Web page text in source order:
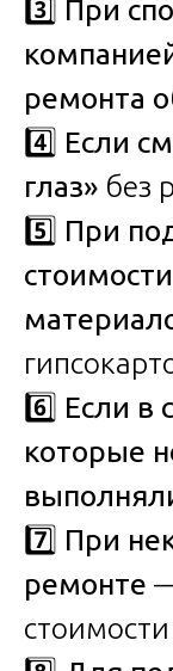
3️⃣ При
ремонта
4️⃣ Если
глаз» без
5️⃣ При
стоимости
6️⃣ Если в
которые
7️⃣ При
ремонте